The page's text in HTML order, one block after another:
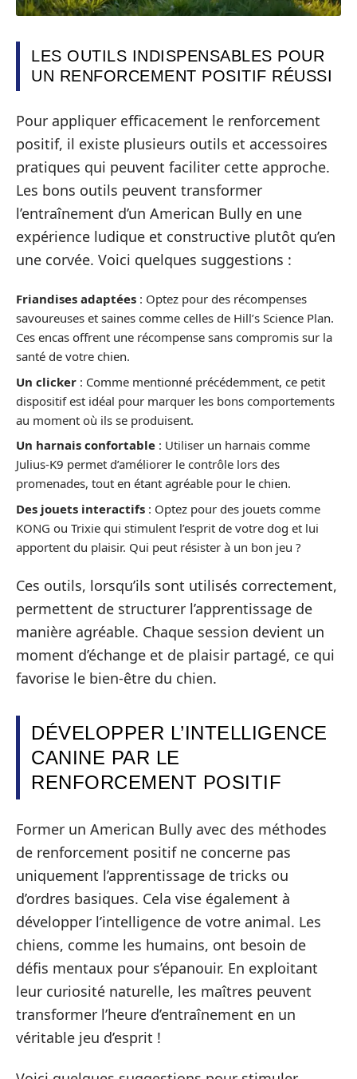
LES OUTILS INDISPENSABLES POUR
UN RENFORCEMENT POSITIF RÉUSSI
Pour appliquer efficacement le renforcement
positif, il existe plusieurs outils et accessoires
pratiques qui peuvent faciliter cette approche.
Les bons outils peuvent transformer
l’entraînement d’un American Bully en une
expérience ludique et constructive plutôt qu’en
une corvée. Voici quelques suggestions :
Friandises adaptées : Optez pour des récompenses
savoureuses et saines comme celles de Hill’s Science Plan.
Ces encas offrent une récompense sans compromis sur la
santé de votre chien.
Un clicker : Comme mentionné précédemment, ce petit
dispositif est idéal pour marquer les bons comportements
au moment où ils se produisent.
Un harnais confortable : Utiliser un harnais comme
Julius-K9 permet d’améliorer le contrôle lors des
promenades, tout en étant agréable pour le chien.
Des jouets interactifs : Optez pour des jouets comme
KONG ou Trixie qui stimulent l’esprit de votre dog et lui
apportent du plaisir. Qui peut résister à un bon jeu ?
Ces outils, lorsqu’ils sont utilisés correctement,
permettent de structurer l’apprentissage de
manière agréable. Chaque session devient un
moment d’échange et de plaisir partagé, ce qui
favorise le bien-être du chien.
DÉVELOPPER L’INTELLIGENCE
CANINE PAR LE
RENFORCEMENT POSITIF
Former un American Bully avec des méthodes
de renforcement positif ne concerne pas
uniquement l’apprentissage de tricks ou
d’ordres basiques. Cela vise également à
développer l’intelligence de votre animal. Les
chiens, comme les humains, ont besoin de
défis mentaux pour s’épanouir. En exploitant
leur curiosité naturelle, les maîtres peuvent
transformer l’heure d’entraînement en un
véritable jeu d’esprit !